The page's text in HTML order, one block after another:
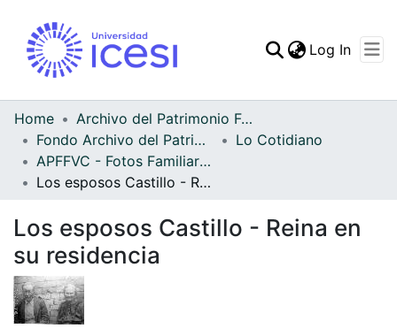
Statistics
Log In
Home
Archivo del Patrimonio Fotográfico y Fílmico del Valle del Cauca
Fondo Archivo del Patrimonio Fotográfico y Fílmico del Valle del Cauca
Lo Cotidiano
APFFVC - Fotos Familiares - Patrimonial
Los esposos Castillo - Reina en su residencia
Los esposos Castillo - Reina en
su residencia